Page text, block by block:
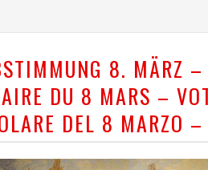
8. MÄRZ
DU 8 MARS –
DEL 8 MARZO